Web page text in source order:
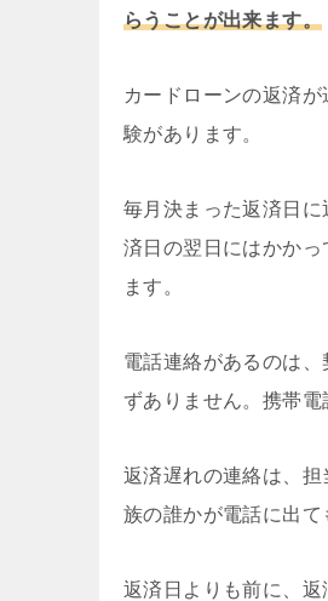
らうことが出来ます。
カードローンの返済
験があります。
毎月決まった返済日
済日の翌日にはかか
ます。
電話連絡があるのは
ずありません。携帯電
返済遅れの連絡は、
族の誰かが電話に出て
返済日よりも前に、